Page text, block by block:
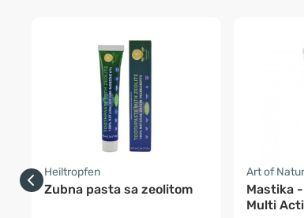
Heiltropfen
Zubna pasta sa zeolitom
Art of
Mastika
Multi